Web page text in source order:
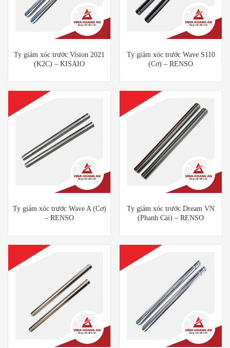
Ty giảm xóc trước Vision 2021
(K2C) – KISAIO
Ty giảm xóc trước Wave S110
(Cơ) – RENSO
Ty giảm xóc trước Wave A (Cơ)
– RENSO
Ty giảm xóc trước Dream VN
(Phanh Cài) – RENSO